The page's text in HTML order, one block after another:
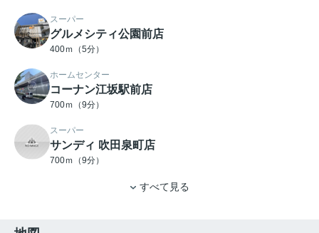
スーパー
グルメシティ公園前店
400ｍ（5分）
ホームセンター
コーナン江坂駅前店
700ｍ（9分）
スーパー
サンディ 吹田泉町店
700ｍ（9分）
すべて見る